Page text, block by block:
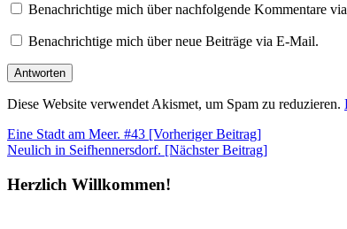
Benachrichtige mich über nachfolgende Kommentare
Benachrichtige mich über neue Beiträge via E-Mail.
Diese Website verwendet Akismet, um Spam zu reduzieren.
Beitragsnavigation
Eine Stadt am Meer. #43 [Vorheriger Beitrag]
Neulich in Seifhennersdorf. [Nächster Beitrag]
Herzlich Willkommen!